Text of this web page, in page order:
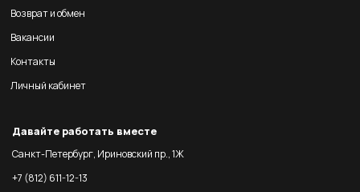
Возврат и обмен
Вакансии
Контакты
Личный кабинет
Давайте работать вместе
Санкт-Петербург, Ириновский пр., 1Ж
+7 (812) 611-12-13